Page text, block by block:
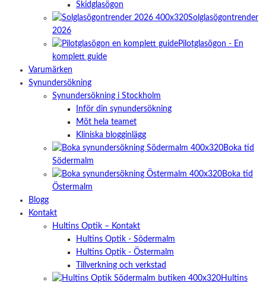
Skidglasögon
Solglasögontrender
2026
Pilotglasögon - En
komplett guide
Varumärken
Synundersökning
Synundersökning i Stockholm
Inför din synundersökning
Möt hela teamet
Kliniska blogginlägg
Boka tid
Södermalm
Boka tid
Östermalm
Blogg
Kontakt
Hultins Optik – Kontakt
Hultins Optik - Södermalm
Hultins Optik - Östermalm
Tillverkning och verkstad
Hultins